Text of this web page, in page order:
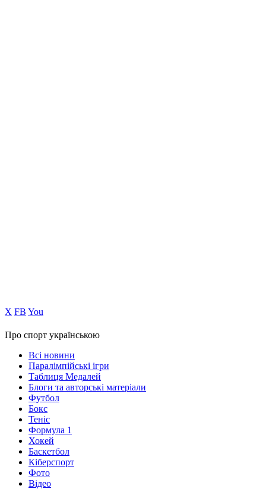
Х FB You
Про спорт українською
Всі новини
Паралімпійські ігри
Таблиця Медалей
Блоги та авторські матеріали
Футбол
Бокс
Теніс
Формула 1
Хокей
Баскетбол
Кіберспорт
Фото
Відео